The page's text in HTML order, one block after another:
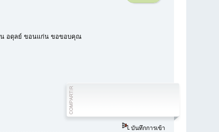
าน อดุลย์ ขอนแก่น ขอขอบคุณ
บันทึกการเข้า